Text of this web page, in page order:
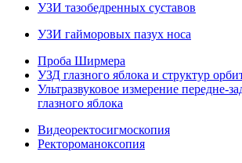
УЗИ тазобедренных суставов
УЗИ гайморовых пазух носа
Проба Ширмера
УЗД глазного яблока и структур
Ультразвуковое измерение передне-
глазного яблока
Видеоректосигмоскопия
Ректороманоксопия